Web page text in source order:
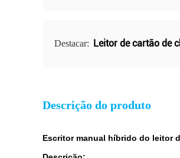
Destacar: Leitor de cartão de
Descrição do produto
Escritor manual híbrido do leitor